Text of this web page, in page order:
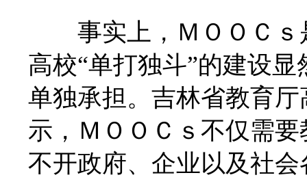
事实上，ＭＯＯＣｓ
高校“单打独斗”的建设
单独承担。吉林省教育
示，ＭＯＯＣｓ不仅需
不开政府、企业以及社